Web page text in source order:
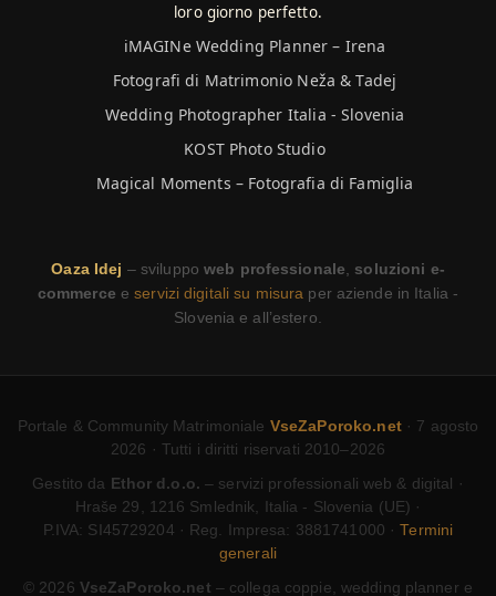
loro giorno perfetto.
iMAGINe Wedding Planner – Irena
Fotografi di Matrimonio Neža & Tadej
Wedding Photographer Italia - Slovenia
KOST Photo Studio
Magical Moments – Fotografia di Famiglia
Oaza Idej – sviluppoweb professionale, soluzioni e-
commerce eservizi digitali su misura per aziende in Italia -
Slovenia e all’estero.
Portale & Community Matrimoniale VseZaPoroko.net · 7 agosto
2026 · Tutti i diritti riservati 2010–2026
Gestito da Ethor d.o.o. – servizi professionali web & digital ·
Hraše 29, 1216 Smlednik, Italia - Slovenia (UE) ·
P.IVA: SI45729204 · Reg. Impresa: 3881741000 ·Termini
generali
© 2026 VseZaPoroko.net – collega coppie, wedding planner e